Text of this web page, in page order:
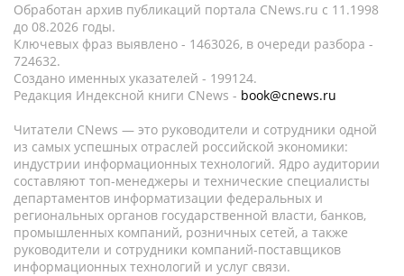
Обработан архив публикаций портала CNews.ru c 11.1998
до 08.2026 годы.
Ключевых фраз выявлено - 1463026, в очереди разбора -
724632.
Создано именных указателей - 199124.
Редакция Индексной книги CNews - book@cnews.ru
Читатели CNews — это руководители и сотрудники одной
из самых успешных отраслей российской экономики:
индустрии информационных технологий. Ядро аудитории
составляют топ-менеджеры и технические специалисты
департаментов информатизации федеральных и
региональных органов государственной власти, банков,
промышленных компаний, розничных сетей, а также
руководители и сотрудники компаний-поставщиков
информационных технологий и услуг связи.